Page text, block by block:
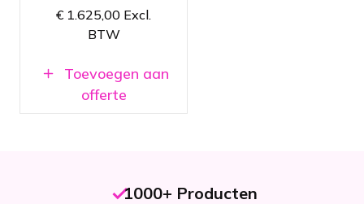
textielframes
Maatwerkoplossingen
€ 1.625,00 Excl.
BTW
Toevoegen aan
offerte
1000+ Producten